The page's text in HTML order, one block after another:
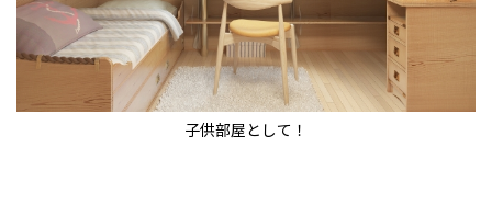
子供部屋として！